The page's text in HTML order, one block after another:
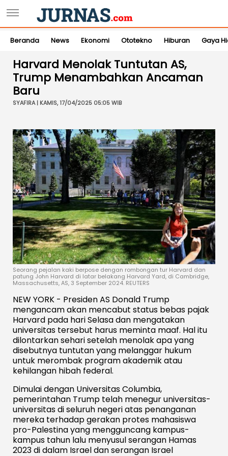
Beranda News Ekonomi Ototekno Hiburan Gaya
Harvard Menolak Tuntutan AS,
Trump Menambahkan Ancaman
Baru
SYAFIRA | KAMIS, 17/04/2025 05:05 WIB
Seorang pejalan kaki berpose dengan rombongan tur Harvard dan
patung John Harvard di latar belakang Harvard Yard, di Cambridge,
Massachusetts, AS, 3 September 2024. REUTERS
NEW YORK - Presiden AS Donald Trump
mengancam akan mencabut status bebas pajak
Harvard pada hari Selasa dan mengatakan
universitas tersebut harus meminta maaf. Hal itu
dilontarkan sehari setelah menolak apa yang
disebutnya tuntutan yang melanggar hukum
untuk merombak program akademik atau
kehilangan hibah federal.
Dimulai dengan Universitas Columbia,
pemerintahan Trump telah menegur universitas-
universitas di seluruh negeri atas penanganan
mereka terhadap gerakan protes mahasiswa
pro-Palestina yang mengguncang kampus-
kampus tahun lalu menyusul serangan Hamas
2023 di dalam Israel dan serangan Israel